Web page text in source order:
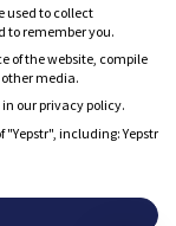
used to collect
to remember you.
of the website, compile
media.
our privacy policy.
"Yepstr", including: Yepstr